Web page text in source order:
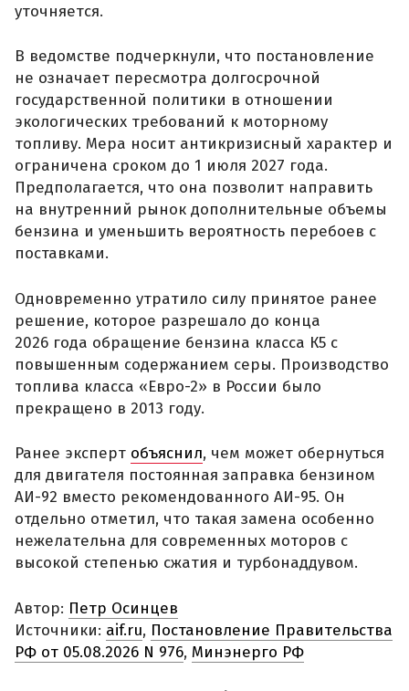
уточняется.
В ведомстве подчеркнули, что постановление
не означает пересмотра долгосрочной
государственной политики в отношении
экологических требований к моторному
топливу. Мера носит антикризисный характер и
ограничена сроком до 1 июля 2027 года.
Предполагается, что она позволит направить
на внутренний рынок дополнительные объемы
бензина и уменьшить вероятность перебоев с
поставками.
Одновременно утратило силу принятое ранее
решение, которое разрешало до конца
2026 года обращение бензина класса К5 с
повышенным содержанием серы. Производство
топлива класса «Евро-2» в России было
прекращено в 2013 году.
Ранее эксперт объяснил, чем может обернуться
для двигателя постоянная заправка бензином
АИ-92 вместо рекомендованного АИ-95. Он
отдельно отметил, что такая замена особенно
нежелательна для современных моторов с
высокой степенью сжатия и турбонаддувом.
Автор: Петр Осинцев
Источники: aif.ru, Постановление Правительства
РФ от 05.08.2026 N 976, Минэнерго РФ